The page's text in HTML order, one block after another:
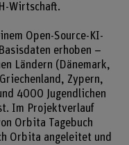
Wirtschaft.
Open-Source-KI-
erhoben –
Ländern (Dänemark,
Zypern,
4000 Jugendlichen
Im Projektverlauf
Orbita Tagebuch
Orbita angeleitet und